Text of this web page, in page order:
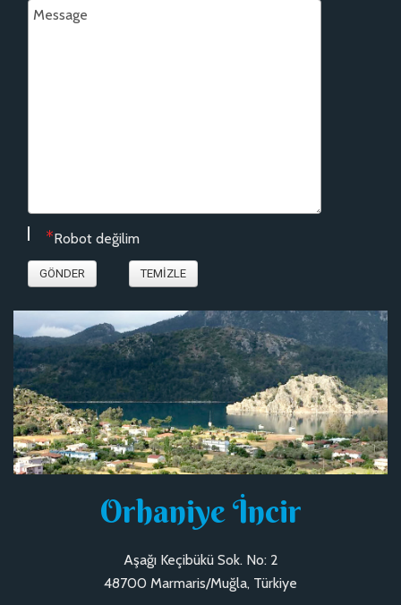
Robot değilim
GÖNDER TEMIZLE
Orhaniye İncir
Aşağı Keçibükü Sok. No: 2
48700 Marmaris/Muğla, Türkiye